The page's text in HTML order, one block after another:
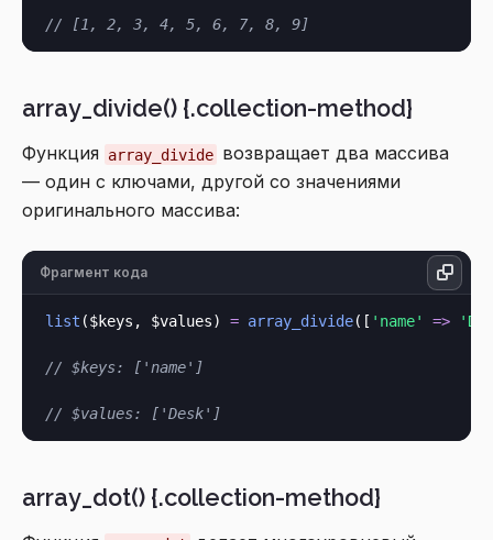
// [1, 2, 3, 4, 5, 6, 7, 8, 9]
array_divide() {.collection-method}
Функция array_divide возвращает два массива
— один с ключами, другой со значениями
оригинального массива:
Фрагмент кода
list ($keys, $values) = array_divide([ 'name' =>
// $keys: ['name']
// $values: ['Desk']
array_dot() {.collection-method}